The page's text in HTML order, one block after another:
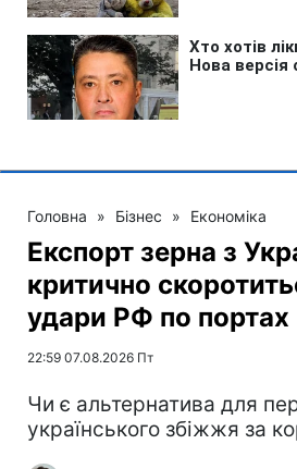
Головна » Бізнес » Економіка
Експорт зерна з
критично
удари РФ по портах
22:59 07.08.2026 Пт
Чи є альтернатива для
українського збіжжя за